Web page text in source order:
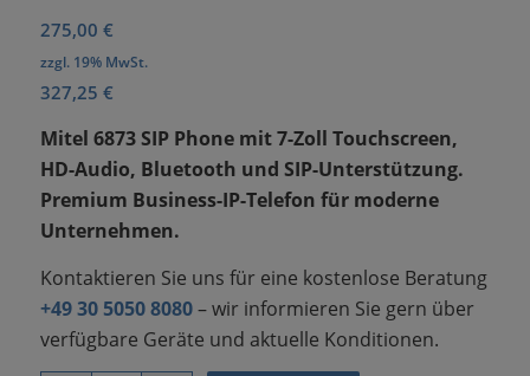
275,00 €
zzgl. 19% MwSt.
327,25 €
Mitel 6873 SIP Phone mit 7-Zoll Touchscreen,
HD-Audio, Bluetooth und SIP-Unterstützung.
Premium Business-IP-Telefon für moderne
Unternehmen.
Kontaktieren Sie uns für eine kostenlose Beratung
+49 30 5050 8080– wir informieren Sie gern über
verfügbare Geräte und aktuelle Konditionen.